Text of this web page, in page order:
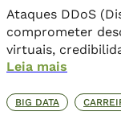
Ataques DDoS
comprometer
virtuais,
corromper dados
comprometer o
online, os danos
Leia mais
BIG DATA